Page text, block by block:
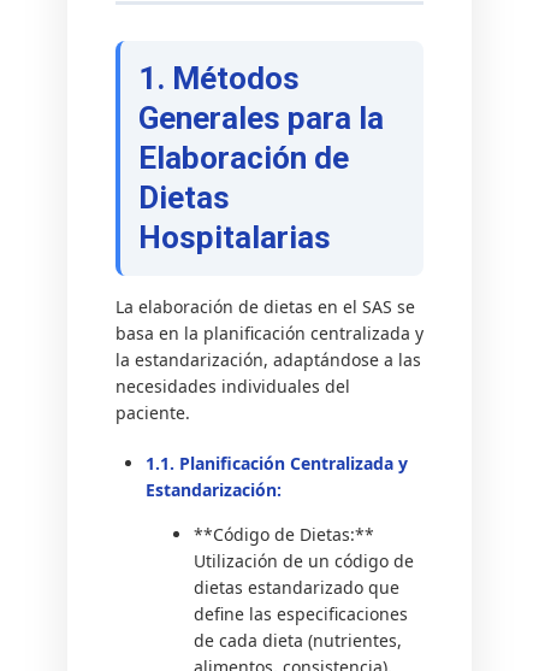
1. Métodos
Generales para la
Elaboración de
Dietas
Hospitalarias
La elaboración de dietas en el SAS se
basa en la planificación centralizada y
la estandarización, adaptándose a las
necesidades individuales del
paciente.
1.1. Planificación Centralizada y
Estandarización:
**Código de Dietas:**
Utilización de un código de
dietas estandarizado que
define las especificaciones
de cada dieta (nutrientes,